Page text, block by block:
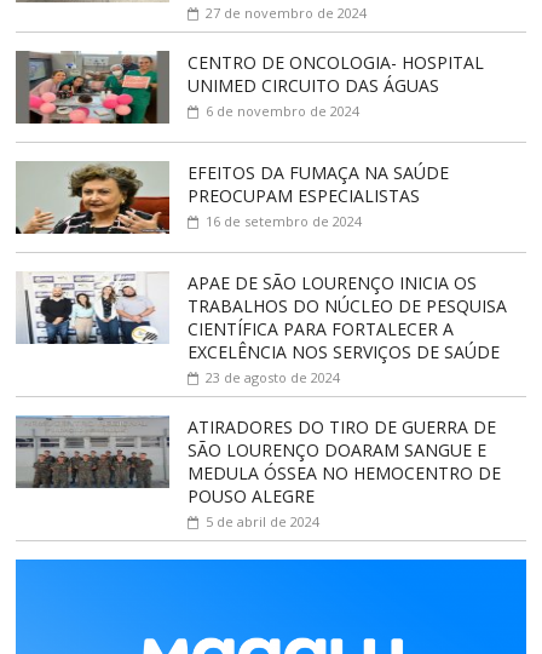
27 de novembro de 2024
CENTRO DE ONCOLOGIA- HOSPITAL
UNIMED CIRCUITO DAS ÁGUAS
6 de novembro de 2024
EFEITOS DA FUMAÇA NA SAÚDE
PREOCUPAM ESPECIALISTAS
16 de setembro de 2024
APAE DE SÃO LOURENÇO INICIA OS
TRABALHOS DO NÚCLEO DE PESQUISA
CIENTÍFICA PARA FORTALECER A
EXCELÊNCIA NOS SERVIÇOS DE SAÚDE
23 de agosto de 2024
ATIRADORES DO TIRO DE GUERRA DE
SÃO LOURENÇO DOARAM SANGUE E
MEDULA ÓSSEA NO HEMOCENTRO DE
POUSO ALEGRE
5 de abril de 2024